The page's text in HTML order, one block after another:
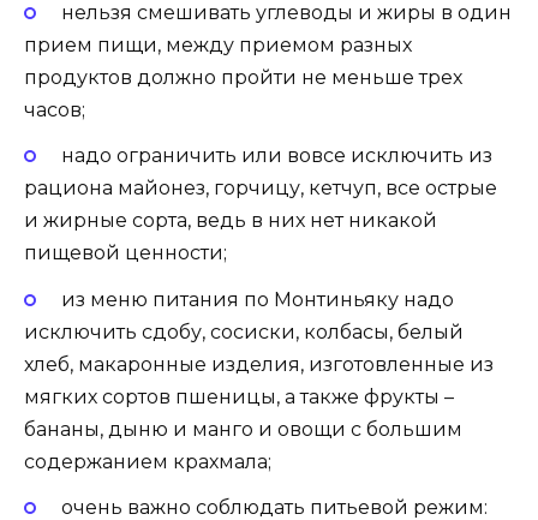
нельзя смешивать углеводы и жиры в один
прием пищи, между приемом разных
продуктов должно пройти не меньше трех
часов;
надо ограничить или вовсе исключить из
рациона майонез, горчицу, кетчуп, все острые
и жирные сорта, ведь в них нет никакой
пищевой ценности;
из меню питания по Монтиньяку надо
исключить сдобу, сосиски, колбасы, белый
хлеб, макаронные изделия, изготовленные из
мягких сортов пшеницы, а также фрукты –
бананы, дыню и манго и овощи с большим
содержанием крахмала;
очень важно соблюдать питьевой режим: